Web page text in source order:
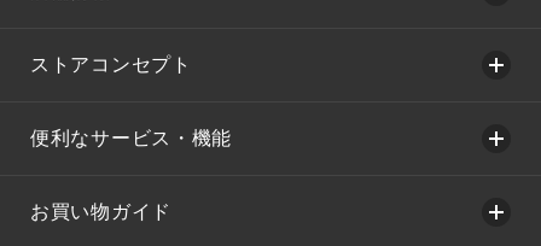
ストアコンセプト
便利なサービス・機能
お買い物ガイド